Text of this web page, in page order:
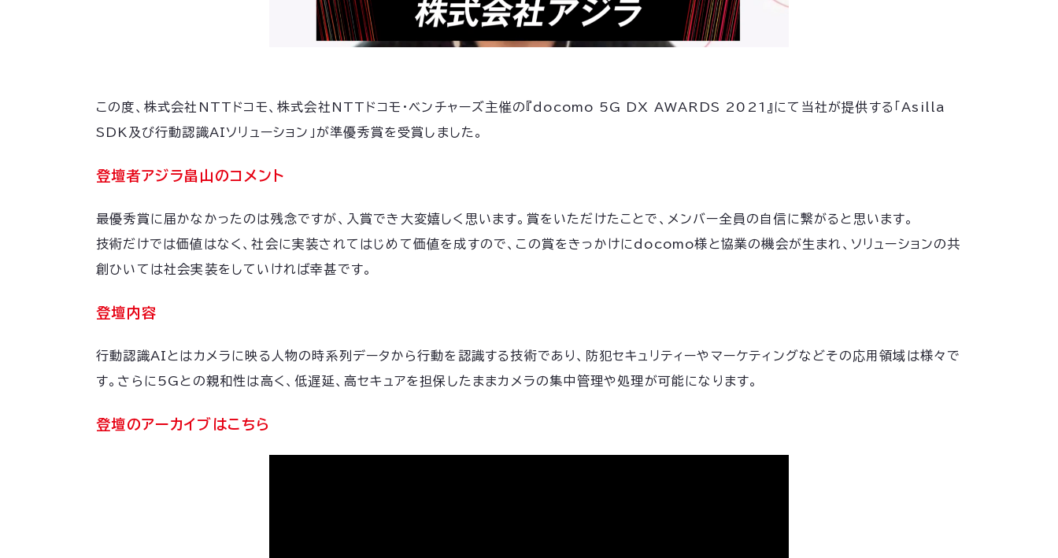
この度、株式会社NTTドコモ、株式会社NTTドコモ・ベンチャーズ主催の『docomo 5G DX AWARDS 2021』にて当社が提供する「Asilla
SDK及び行動認識AIソリューション」が準優秀賞を受賞しました。
登壇者アジラ畠山のコメント
最優秀賞に届かなかったのは残念ですが、入賞でき大変嬉しく思います。賞をいただけたことで、メンバー全員の自信に繋がると思います。
技術だけでは価値はなく、社会に実装されてはじめて価値を成すので、この賞をきっかけにdocomo様と協業の機会が生まれ、ソリューションの共
創ひいては社会実装をしていければ幸甚です。
登壇内容
行動認識AIとはカメラに映る人物の時系列データから行動を認識する技術であり、防犯セキュリティーやマーケティングなどその応用領域は様々で
す。さらに5Gとの親和性は高く、低遅延、高セキュアを担保したままカメラの集中管理や処理が可能になります。
登壇のアーカイブはこちら